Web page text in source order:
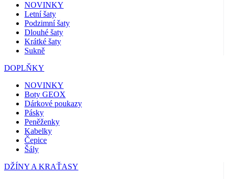
NOVINKY
Letní šaty
Podzimní šaty
Dlouhé šaty
Krátké šaty
Sukně
DOPLŇKY
NOVINKY
Boty GEOX
Dárkové poukazy
Pásky
Peněženky
Kabelky
Čepice
Šály
DŽÍNY A KRAŤASY